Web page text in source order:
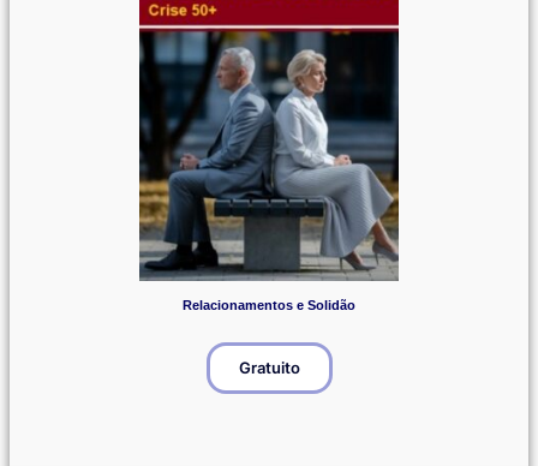
Relacionamentos e Solidão
Gratuito